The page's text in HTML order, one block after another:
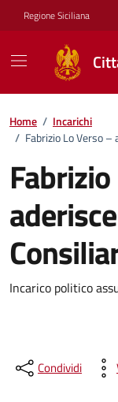
Vai ai contenuti
Vai al footer
Regione Siciliana
Home / Incarichi
/ Fabrizio Lo Verso –
Incarico politico
Condividi